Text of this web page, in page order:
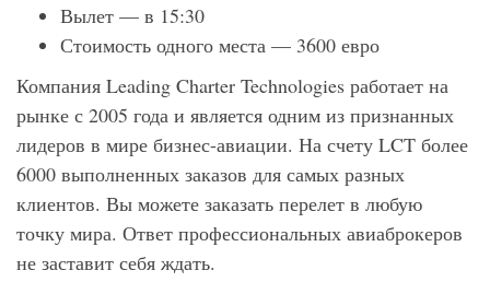
Вылет — в 15:30
Стоимость одного места — 3600 евро
Компания Leading Charter Technologies работает на
рынке с 2005 года и является одним из признанных
лидеров в мире бизнес-авиации. На счету LCT более
6000 выполненных заказов для самых разных
клиентов. Вы можете заказать перелет в любую
точку мира. Ответ профессиональных авиаброкеров
не заставит себя ждать.